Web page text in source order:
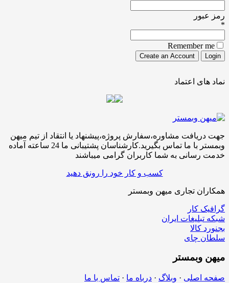
رمز عبور
*
Remember me
نماد های اعتماد
جهت دریافت مشاوره،سفارش پروژه،پیشنهاد یا انتقاد از تیم میهن
وبمستر با ما تماس بگیرید.کارشناسان پشتیبانی ما 24 ساعته آماده
خدمت رسانی به شما کاربران گرامی میباشند
کسب و کار خود را رونق دهید
همکاران تجاری میهن وبمستر
گرافیک کار
شبکه تبلیغات ایران
بجنورد کالا
سلطان چای
میهن وبمستر
صفحه اصلی · وبلاگ · درباه ما · تماس با ما